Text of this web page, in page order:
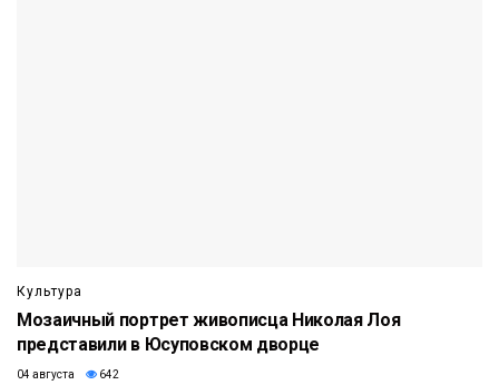
Культура
Мозаичный портрет живописца Николая Лоя
представили в Юсуповском дворце
04 августа 642